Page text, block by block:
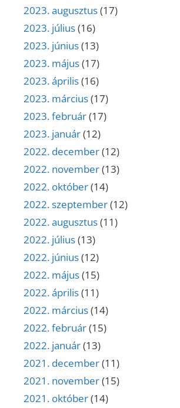
2023. augusztus(17)
2023. július(16)
2023. június(13)
2023. május(17)
2023. április(16)
2023. március(17)
2023. február(17)
2023. január(12)
2022. december(12)
2022. november(13)
2022. október(14)
2022. szeptember(12)
2022. augusztus(11)
2022. július(13)
2022. június(12)
2022. május(15)
2022. április(11)
2022. március(14)
2022. február(15)
2022. január(13)
2021. december(11)
2021. november(15)
2021. október(14)